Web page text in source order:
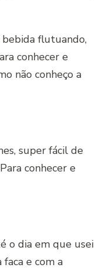
bebida flutuando,
conhecer e
não conheço a
super fácil de
conhecer e
o dia em que usei
e com a